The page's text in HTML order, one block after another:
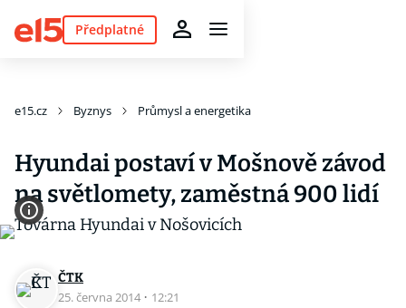
Předplatné
e15.cz Byznys Průmysl a energetika
Hyundai postaví v Mošnově závod
na světlomety, zaměstná 900 lidí
ČTK
25. června 2014 · 12:21